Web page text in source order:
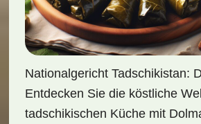
Nationalgericht Tadschikistan:
Entdecken Sie die köstliche
tadschikischen Küche mit